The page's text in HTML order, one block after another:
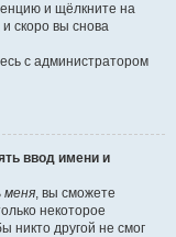
и щёлкните на
скоро вы снова
с администратором
ввод имени и
меня, вы сможете
некоторое
никто другой не смог